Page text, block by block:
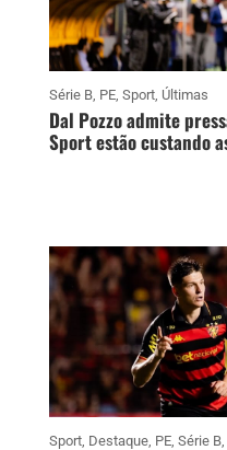
Série B, PE, Sport, Últimas
Dal Pozzo admite
Sport estão custando
Sport, Destaque, PE, Série B,